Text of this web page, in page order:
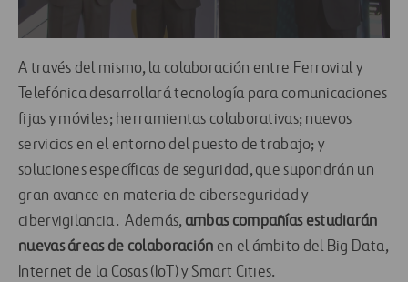
A través del mismo, la colaboración entre Ferrovial y
Telefónica desarrollará tecnología para comunicaciones
fijas y móviles; herramientas colaborativas; nuevos
servicios en el entorno del puesto de trabajo; y
soluciones específicas de seguridad, que supondrán un
gran avance en materia de ciberseguridad y
cibervigilancia. Además, ambas compañías estudiarán
nuevas áreas de colaboración en el ámbito del Big Data,
Internet de la Cosas (IoT) y Smart Cities.